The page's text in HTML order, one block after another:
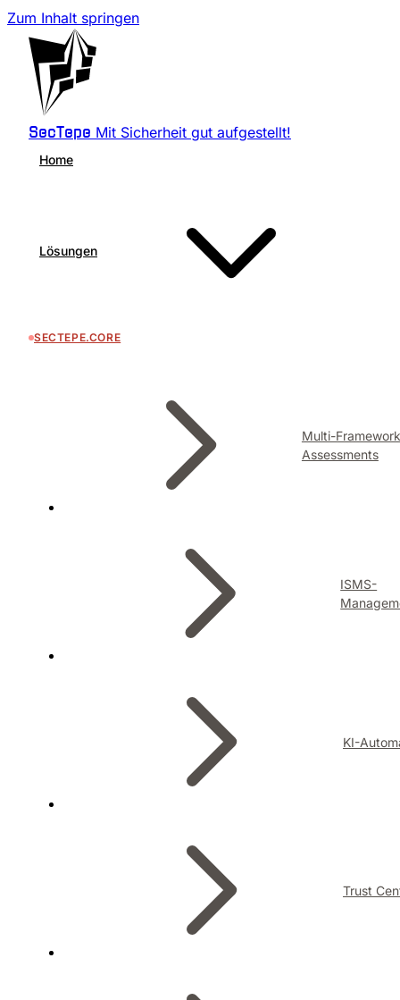
Zum Inhalt springen
SecTepe Mit Sicherheit gut aufgestellt!
Home
Lösungen
SECTEPE.CORE
Multi-Framework
Assessments
ISMS-
KI-
Trust